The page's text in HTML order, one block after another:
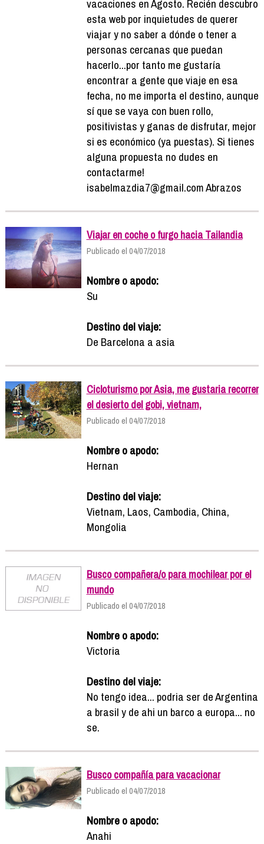
vacaciones en Agosto. Recién descubro
esta web por inquietudes de querer
viajar y no saber a dónde o tener a
personas cercanas que puedan
hacerlo...por tanto me gustaría
encontrar a gente que viaje en esa
fecha, no me importa el destino, aunque
sí que se vaya con buen rollo,
positivistas y ganas de disfrutar, mejor
si es económico (ya puestas). Si tienes
alguna propuesta no dudes en
contactarme!
isabelmazdia7@gmail.com Abrazos
Viajar en coche o furgo hacia Tailandia
Publicado el 04/07/2018
Nombre o apodo:
Su
Destino del viaje:
De Barcelona a asia
Cicloturismo por Asia, me gustaria recorrer
el desierto del gobi, vietnam,
Publicado el 04/07/2018
Nombre o apodo:
Hernan
Destino del viaje:
Vietnam, Laos, Cambodia, China,
Mongolia
Busco compañera/o para mochilear por el
mundo
Publicado el 04/07/2018
Nombre o apodo:
Victoria
Destino del viaje:
No tengo idea... podria ser de Argentina
a brasil y de ahi un barco a europa... no
se.
Busco compañía para vacacionar
Publicado el 04/07/2018
Nombre o apodo:
Anahi